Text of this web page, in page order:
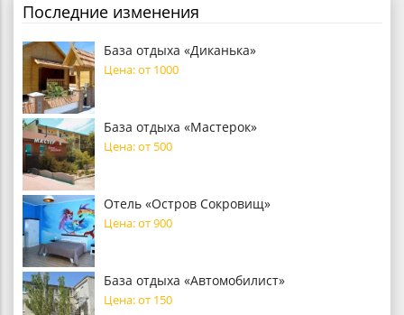
Последние изменения
База отдыха «Диканька»
Цена: от 1000
База отдыха «Мастерок»
Цена: от 500
Отель «Остров Сокровищ»
Цена: от 900
База отдыха «Автомобилист»
Цена: от 150